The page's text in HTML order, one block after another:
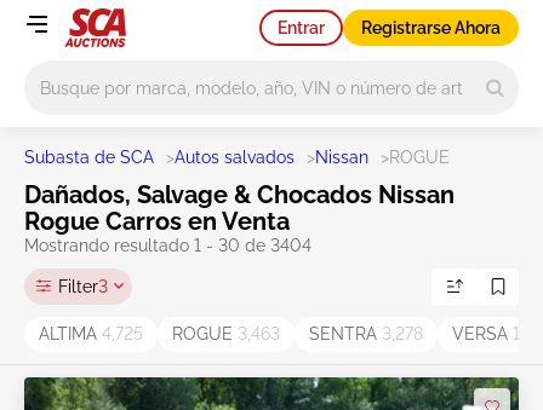
Entrar Registrarse Ahora
Subasta de SCA >Autos salvados >Nissan >ROGUE
Dañados, Salvage & Chocados Nissan
Rogue Carros en Venta
Mostrando resultado 1 - 30 de 3404
Filter3
ALTIMA 4,725 ROGUE 3,463 SENTRA 3,278 VERSA